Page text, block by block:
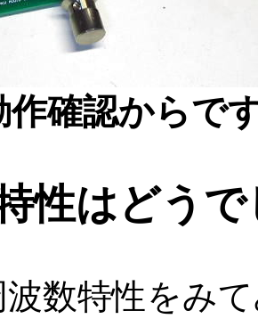
作確認からで
性はどう
波数特性をみ